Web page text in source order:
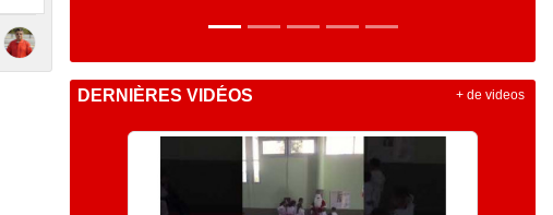
DERNIÈRES VIDÉOS + de videos